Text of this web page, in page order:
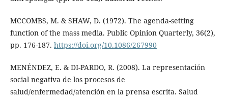
MCCOMBS, M. & SHAW, D. (1972). The agenda-setting
function of the mass media. Public Opinion Quarterly, 36(2),
pp. 176-187. https://doi.org/10.1086/267990
MENÉNDEZ, E. & DI-PARDO, R. (2008). La representación
social negativa de los procesos de
salud/enfermedad/atención en la prensa escrita. Salud